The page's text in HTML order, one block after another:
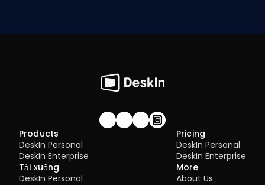
Join our community!
Products
DeskIn Personal
DeskIn Enterprise
Tải xuống
DeskIn Personal
Pricing
DeskIn Personal
DeskIn Enterprise
More
About Us